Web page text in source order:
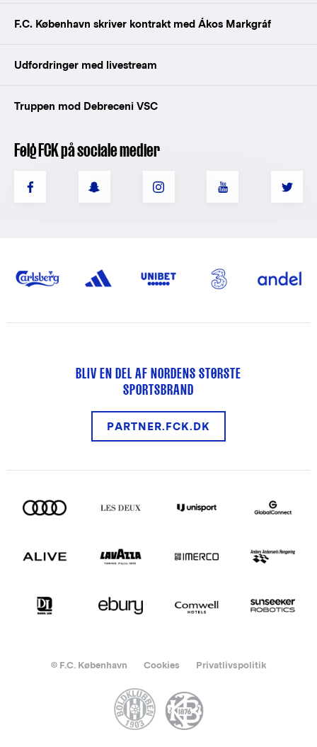
F.C. København skriver kontrakt med Ákos Markgráf
Udfordringer med livestream
Truppen mod Debreceni VSC
Følg FCK på sociale medier
BLIV EN DEL AF NORDENS STØRSTE
SPORTSBRAND
PARTNER.FCK.DK
© F.C. København Cookies Privatlivspolitik